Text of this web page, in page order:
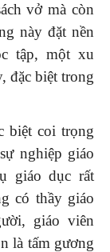
vở mà còn
này đặt nền
tập, một xu
đặc biệt trong
biệt coi trọng
nghiệp giáo
giáo dục rất
có thầy giáo
giáo viên
là tấm gương